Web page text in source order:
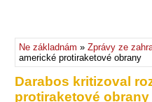
Ne základnám » Zprávy ze
americké protiraketové obrany
Darabos kritizoval
protiraketové obrany